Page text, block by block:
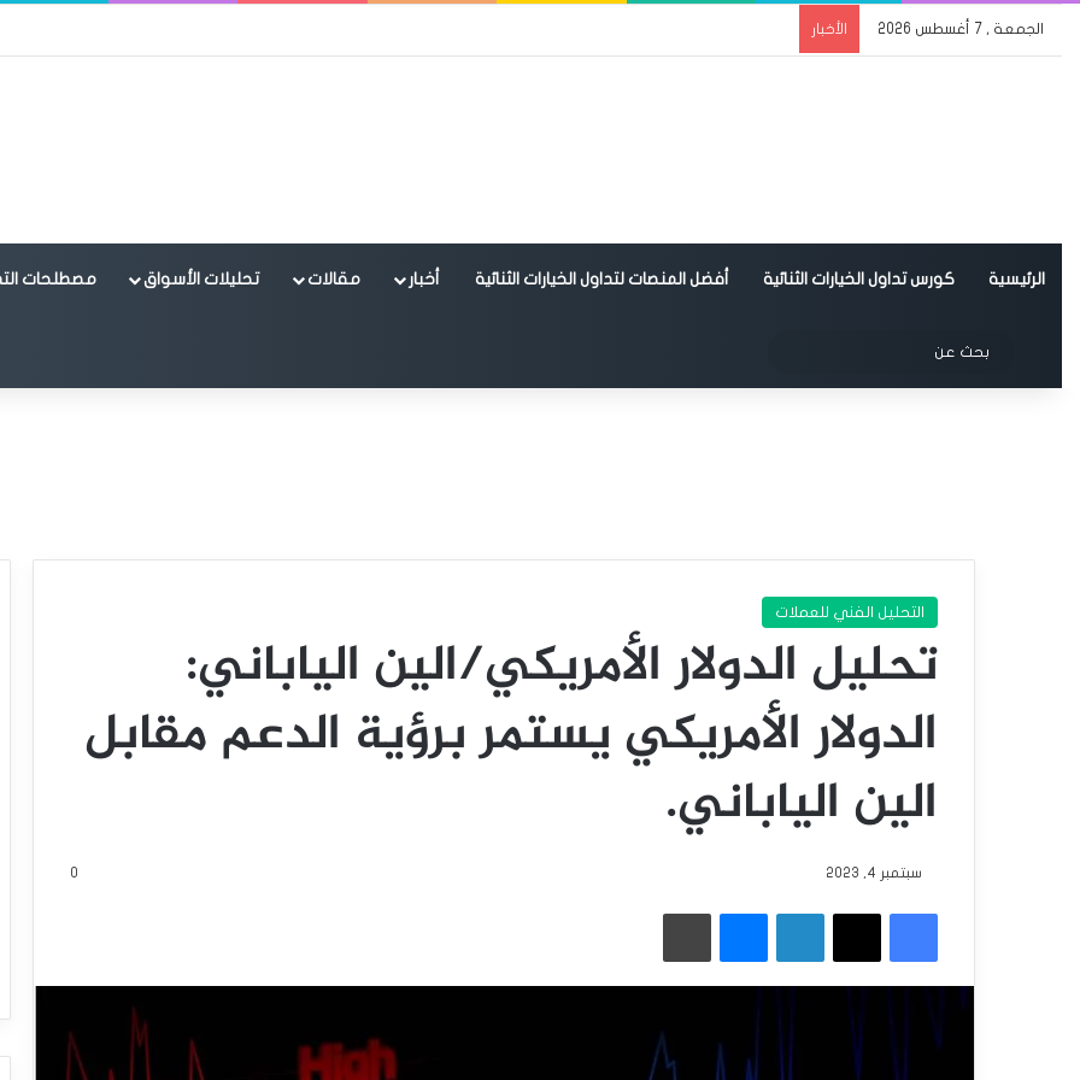
الجمعة , 7 أغسطس 2026 الأخبار
الرئيسية كورس تداول الخيارات الثنائية أفضل المنصات لتداول الخيارات الثنائية أخبار مقالات تحليلات الأسواق مصطلحات
الوضع المظلم
عن
التحليل الفني للعملات
تحليل الدولار الأمريكي/الين الياباني:
الدولار الأمريكي يستمر برؤية الدعم مقابل
الين الياباني.
سبتمبر 4, 2023 0
فيسبوك
‫X لينكدإن ماسنجر طباعة